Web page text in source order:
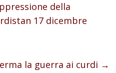
della
17 dicembre
la guerra ai curdi →